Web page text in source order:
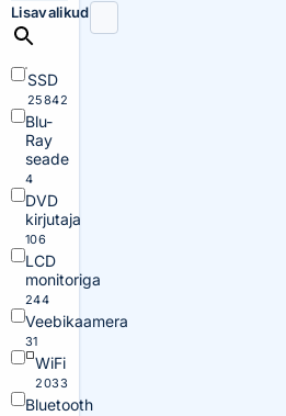
Lisavalikud
SSD
25842
Blu-
Ray
seade
4
DVD
kirjutaja
106
LCD
monitoriga
244
Veebikaamera
31
WiFi
2033
Bluetooth